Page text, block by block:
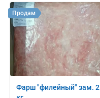
Фарш "филейный" зам. 2
Продам